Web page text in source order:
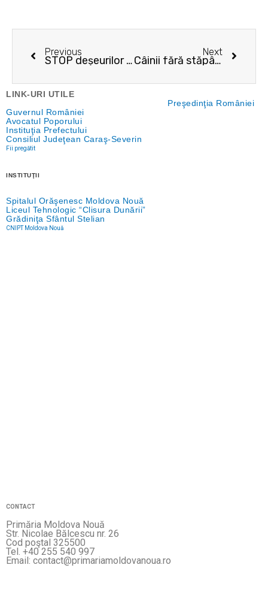
Prev
Previous
STOP deșeurilor aruncate la voia întâmplării!
Next
Câinii fără stăpân, din nou în așteptarea stăpânilor iubitori
Next
LINK-URI UTILE
Preşedinţia României
Guvernul României
Avocatul Poporului
Instituţia Prefectului
Consiliul Judeţean Caraş-Severin
Fii pregătit
INSTITUŢII
Spitalul Orăşenesc Moldova Nouă
Liceul Tehnologic “Clisura Dunării”
Grădiniţa Sfântul Stelian
CNIPT Moldova Nouă
CONTACT
Primăria Moldova Nouă
Str. Nicolae Bălcescu nr. 26
Cod poştal 325500
Tel. +40 255 540 997
Email: contact@primariamoldovanoua.ro